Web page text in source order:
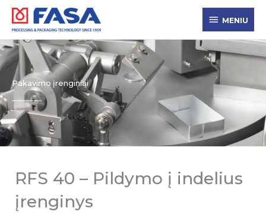
Pereiti
prie
turinio
MENIU
MENIU
Pakavimo įrenginiai
RFS 40 – Pildymo į indelius
įrenginys